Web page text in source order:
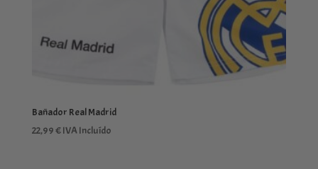
Bañador Real Madrid
22,99€IVA Incluído